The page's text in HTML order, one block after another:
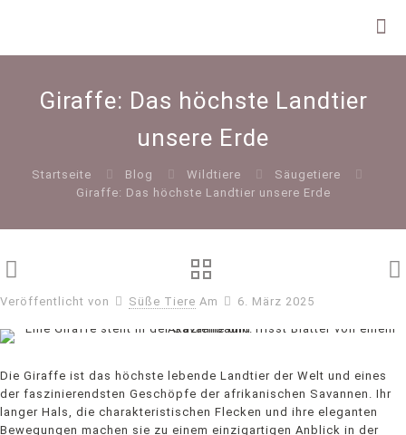
Giraffe: Das höchste Landtier
unsere Erde
Startseite Blog Wildtiere
Säugetiere
Giraffe: Das höchste Landtier unsere Erde
Veröffentlicht von Süße Tiere Am 6. März 2025
Die Giraffe ist das höchste lebende Landtier der Welt und eines
der faszinierendsten Geschöpfe der afrikanischen Savannen. Ihr
langer Hals, die charakteristischen Flecken und ihre eleganten
Bewegungen machen sie zu einem einzigartigen Anblick in der